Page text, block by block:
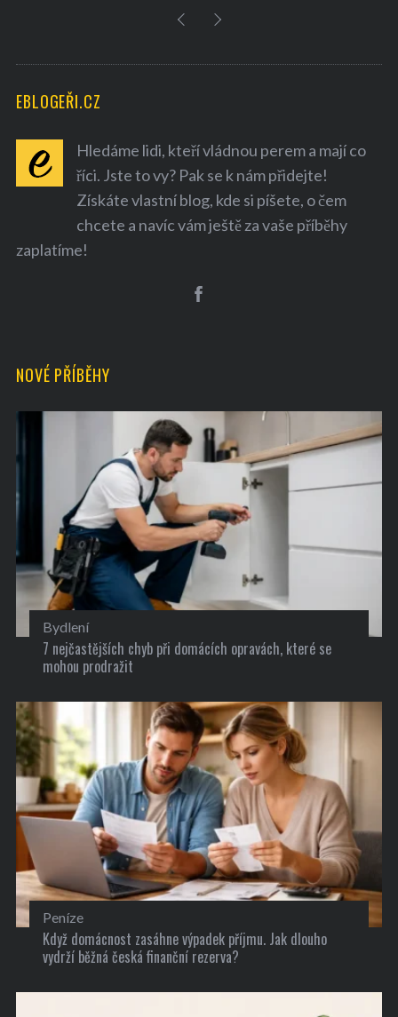
EBLOGEŘI.CZ
Hledáme lidi, kteří vládnou perem a mají co
říci. Jste to vy? Pak se k nám přidejte!
Získáte vlastní blog, kde si píšete, o čem
chcete a navíc vám ještě za vaše příběhy
zaplatíme!
NOVÉ PŘÍBĚHY
Bydlení
7 nejčastějších chyb při domácích opravách, které se
mohou prodražit
Peníze
Když domácnost zasáhne výpadek příjmu. Jak dlouho
vydrží běžná česká finanční rezerva?
a
: